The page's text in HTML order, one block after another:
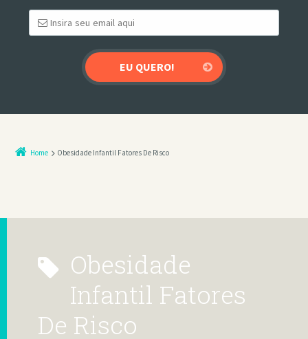
Home Obesidade Infantil Fatores De Risco
Obesidade
Infantil Fatores
De Risco